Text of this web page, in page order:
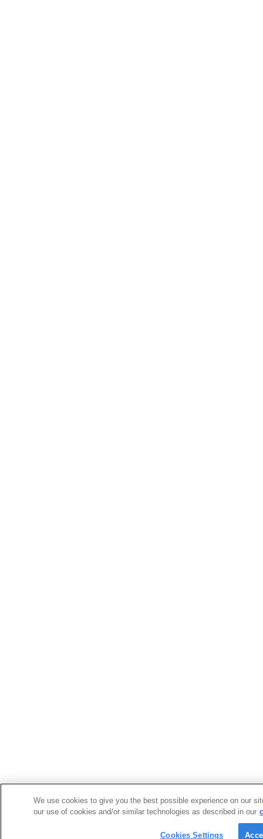
We use cookies to give you the best possible experience on our
our use of cookies and/or similar technologies as described in our
Cookies Settings